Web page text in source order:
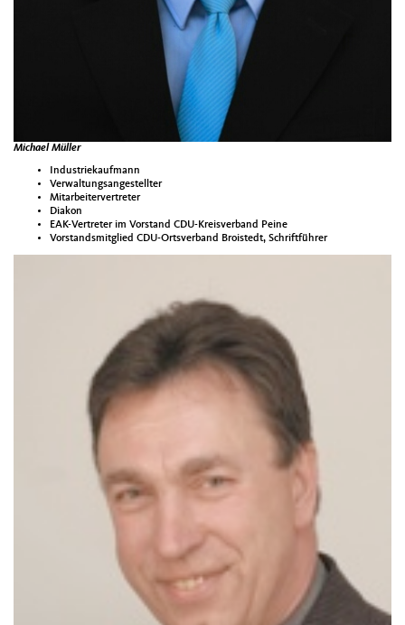
Michael Müller
Industriekaufmann
Verwaltungsangestellter
Mitarbeitervertreter
Diakon
EAK-Vertreter im Vorstand CDU-Kreisverband Peine
Vorstandsmitglied CDU-Ortsverband Broistedt, Schriftführer